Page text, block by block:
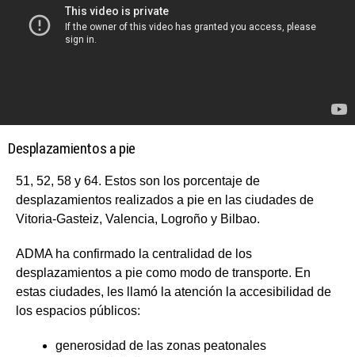
Desplazamientos a pie
51, 52, 58 y 64. Estos son los porcentaje de
desplazamientos realizados a pie en las ciudades de
Vitoria-Gasteiz, Valencia, Logroño y Bilbao.
ADMA ha confirmado la centralidad de los
desplazamientos a pie como modo de transporte. En
estas ciudades, les llamó la atención la accesibilidad de
los espacios públicos:
generosidad de las zonas peatonales